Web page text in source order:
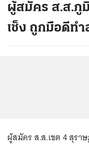
ผู้สมัคร ส.ส.ภู
เซ็ง ถูกมือดีท
ผู้สมัคร ส.ส.เขต 4 สุรา